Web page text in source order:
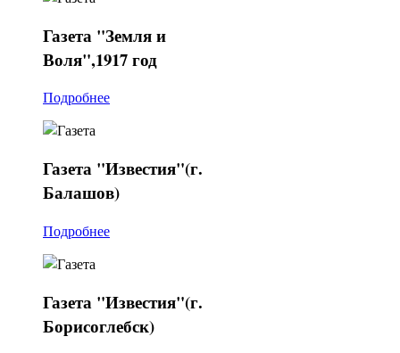
Газета "Земля и
Воля",1917 год
Подробнее
Газета "Известия"(г.
Балашов)
Подробнее
Газета "Известия"(г.
Борисоглебск)